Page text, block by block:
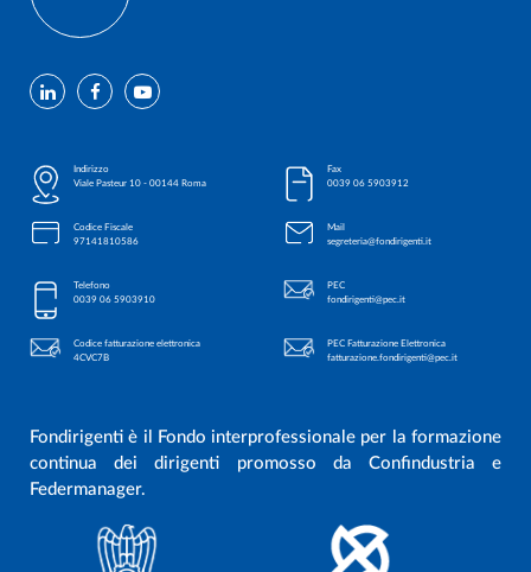
Fondirigenti è il Fondo interprofessionale per la formazione
continua dei dirigenti promosso da Confindustria e
Federmanager.
Indirizzo
Viale Pasteur 10 - 00144 Roma
Codice Fiscale
97141810586
Telefono
0039 06 5903910
Codice fatturazione elettronica
4CVC7B
Fax
0039 06 5903912
Mail
segreteria@fondirigenti.it
PEC
fondirigenti@pec.it
PEC Fatturazione Elettronica
fatturazione.fondirigenti@pec.it